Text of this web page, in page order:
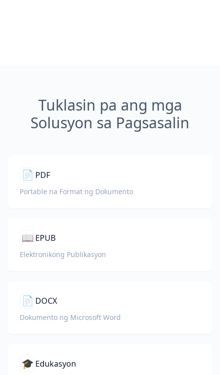
Tuklasin pa ang mga
Solusyon sa Pagsasalin
📄 PDF
Portable na Format ng Dokumento
📖 EPUB
Elektronikong Publikasyon
📄 DOCX
Dokumento ng Microsoft Word
🎓 Edukasyon